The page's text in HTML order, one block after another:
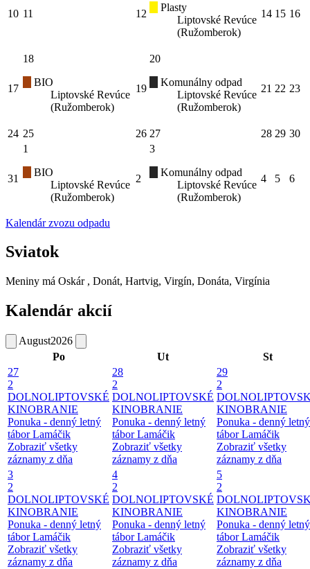
10 11 12
Plasty
Liptovské Revúce
(Ružomberok)
14 15 16
17
18
BIO
Liptovské Revúce
(Ružomberok)
19
20
Komunálny odpad
Liptovské Revúce
(Ružomberok)
21 22 23
24 25 26 27 28 29 30
31
1
BIO
Liptovské Revúce
(Ružomberok)
2
3
Komunálny odpad
Liptovské Revúce
(Ružomberok)
4 5 6
Kalendár zvozu odpadu
Sviatok
Meniny má Oskár , Donát, Hartvig, Virgín, Donáta, Virgínia
Kalendár akcií
August2026
Po
Ut
St
27
2
DOLNOLIPTOVSKÉ
KINOBRANIE
Ponuka - denný letný
tábor Lamáčik
Zobraziť všetky
záznamy z dňa
28
2
DOLNOLIPTOVSKÉ
KINOBRANIE
Ponuka - denný letný
tábor Lamáčik
Zobraziť všetky
záznamy z dňa
29
2
KINOBRANIE
Ponuka - denný letný
tábor Lamáčik
Zobraziť všetky
záznamy z dňa
3
2
DOLNOLIPTOVSKÉ
KINOBRANIE
Ponuka - denný letný
tábor Lamáčik
Zobraziť všetky
záznamy z dňa
4
2
DOLNOLIPTOVSKÉ
KINOBRANIE
Ponuka - denný letný
tábor Lamáčik
Zobraziť všetky
záznamy z dňa
5
2
KINOBRANIE
Ponuka - denný letný
tábor Lamáčik
Zobraziť všetky
záznamy z dňa